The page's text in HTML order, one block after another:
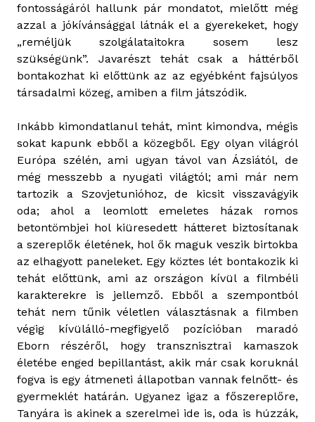
fontosságáról hallunk pár mondatot, mielőtt még
azzal a jókívánsággal látnák el a gyerekeket, hogy
„reméljük szolgálataitokra sosem lesz
szükségünk”. Javarészt tehát csak a háttérből
bontakozhat ki előttünk az az egyébként fajsúlyos
társadalmi közeg, amiben a film játszódik.
Inkább kimondatlanul tehát, mint kimondva, mégis
sokat kapunk ebből a közegből. Egy olyan világról
Európa szélén, ami ugyan távol van Ázsiától, de
még messzebb a nyugati világtól; ami már nem
tartozik a Szovjetunióhoz, de kicsit visszavágyik
oda; ahol a leomlott emeletes házak romos
betontömbjei hol kiüresedett hátteret biztosítanak
a szereplők életének, hol ők maguk veszik birtokba
az elhagyott paneleket. Egy köztes lét bontakozik ki
tehát előttünk, ami az országon kívül a filmbéli
karakterekre is jellemző. Ebből a szempontból
tehát nem tűnik véletlen választásnak a filmben
végig kívülálló-megfigyelő pozícióban maradó
Eborn részéről, hogy transznisztrai kamaszok
életébe enged bepillantást, akik már csak koruknál
fogva is egy átmeneti állapotban vannak felnőtt- és
gyermeklét határán. Ugyanez igaz a főszereplőre,
Tanyára is akinek a szerelmei ide is, oda is húzzák,